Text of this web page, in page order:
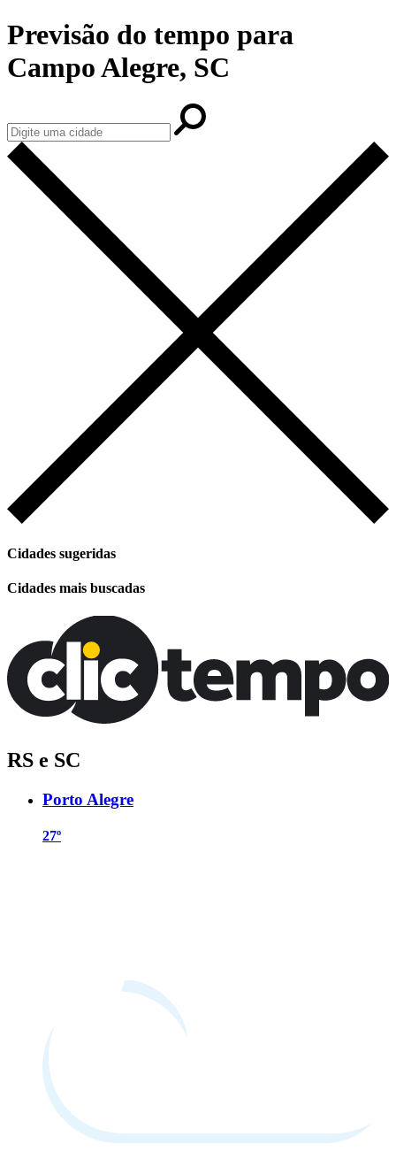
Previsão do tempo para
Campo Alegre, SC
Cidades sugeridas
Cidades mais buscadas
RS e SC
Porto Alegre
27º